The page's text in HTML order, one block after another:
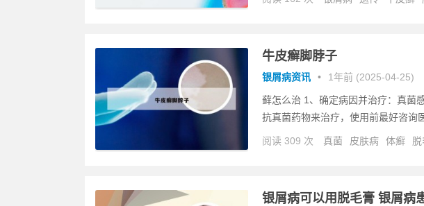
牛皮癣脚脖子
银屑病资讯 • 1年前 (2025-04-25)
藓怎么治 1、确定病因并治疗：真菌
抗真菌药物来治疗，使用前最好咨询
阅读 309 次 真菌 皮肤病 体癣 脱
银屑病可以用脱毛膏 银屑病